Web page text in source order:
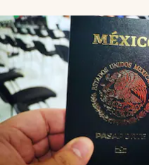
Mediakit
abre en nueva pestaña
México